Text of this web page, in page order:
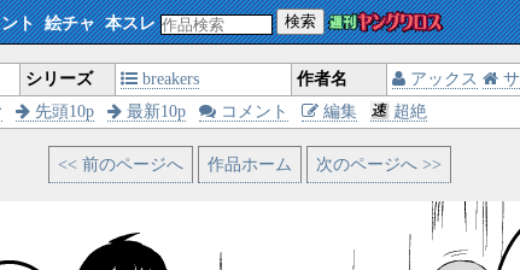
ト 絵チャ 本スレ 検索
シリーズ breakers 作者名 アックス
先頭10p 最新10p コメント 編集 超絶
<< 前のページへ 作品ホーム 次のページへ >>